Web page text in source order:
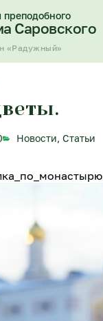
Саровского
«Радужный»
Новости, Статьи